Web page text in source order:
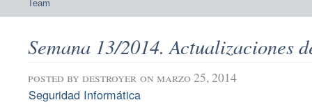
Team
Semana 13/2014. Actualizaciones
posted by destroyer on marzo 25, 2014
Seguridad Informática